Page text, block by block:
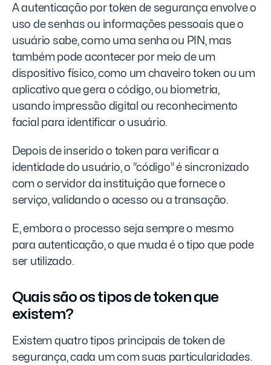
A autenticação por token de segurança envolve o
uso de senhas ou informações pessoais que o
usuário sabe, como uma senha ou PIN, mas
também pode acontecer por meio de um
dispositivo físico, como um chaveiro token ou um
aplicativo que gera o código, ou biometria,
usando impressão digital ou reconhecimento
facial para identificar o usuário.
Depois de inserido o token para verificar a
identidade do usuário, o “código” é sincronizado
com o servidor da instituição que fornece o
serviço, validando o acesso ou a transação.
E, embora o processo seja sempre o mesmo
para autenticação, o que muda é o tipo que pode
ser utilizado.
Quais são os tipos de token que
existem?
Existem quatro tipos principais de token de
segurança, cada um com suas particularidades.